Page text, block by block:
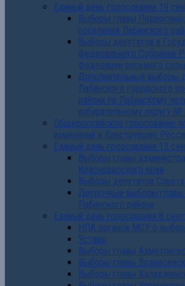
Единый день голосования 19
Выборы главы
поселения Лабинского
Выборы депутатов в
Федерального Собрания
Федерации восьмого
Дополнительные выборы
Лабинского городского
района по Лабинскому
избирательному округу №
Общероссийское голосование
изменений в Конструкцию
Единый день голосования 13
Выборы главы
Краснодарского края
Выборы депутатов
Досрочные выборы главы
Лабинского района
Единый день голосования 8
НПА органов МСУ о
Уставы
Выборы главы
Выборы главы
Выборы главы